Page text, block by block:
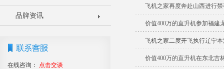
品牌资讯
在线咨询：
点击交谈
飞机之家再度奔赴山西进行
价值400万的直升机参加福建
飞机之家二度开飞执行辽宁
价值400万的直升机在东北吉